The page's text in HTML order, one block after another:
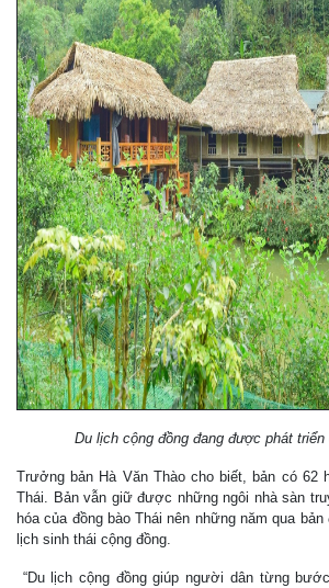
Du lịch cộng đồng đang được phát
Trưởng bản Hà Văn Thào cho biết, bản có 62
Thái. Bản vẫn giữ được những ngôi nhà sàn
hóa của đồng bào Thái nên những năm qua
lịch sinh thái cộng đồng.
“Du lịch cộng đồng giúp người dân từng